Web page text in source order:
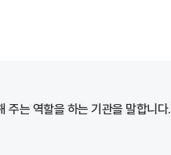
주는 역할을 하는 기관을 말합니다.